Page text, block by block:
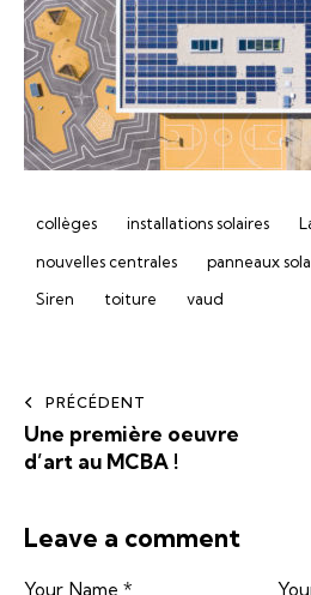
collèges installations solaires
nouvelles centrales
panneaux
Siren
toiture vaud
PRÉCÉDENT
Une première oeuvre
d’art au MCBA !
Leave a comment